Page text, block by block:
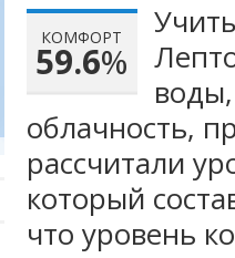
КОМФОРТ
59.6%
облачность,
рассчитали
который
что уровень